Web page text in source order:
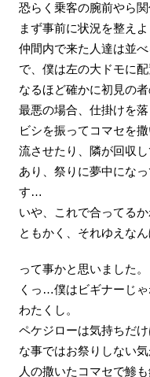
恐らく乗客の腕前やら
まず事前に状況を整え
仲間内で来た人達は並
で、僕は左の大ドモに
なるほど確かに初見の
最悪の場合、仕掛けを
ビシを振ってコマセを
流させたり、隣が回収
あり、祭りに夢中にな
す…
いや、これで合ってる
ともかく、それゆえな
って事かと思いました。
くっ…僕はビギナーじ
わたくし。
ペケジローは気持ちだ
な事ではお祭りしない
人の撒いたコマセで鯵